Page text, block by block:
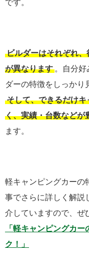
です。
ビルダーはそれぞれ
が異なります 。自分
ダーの特徴をしっかり
そして、できるだけ
く、実績・台数などが
ます。
軽キャンピングカーの
事でさらに詳しく解説
介していますので、ぜ
「軽キャンピングカ
ク！」